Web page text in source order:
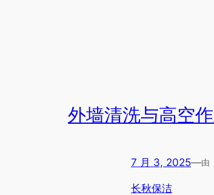
外墙清洗与高空
7 月 3, 2025—由
长秋保洁